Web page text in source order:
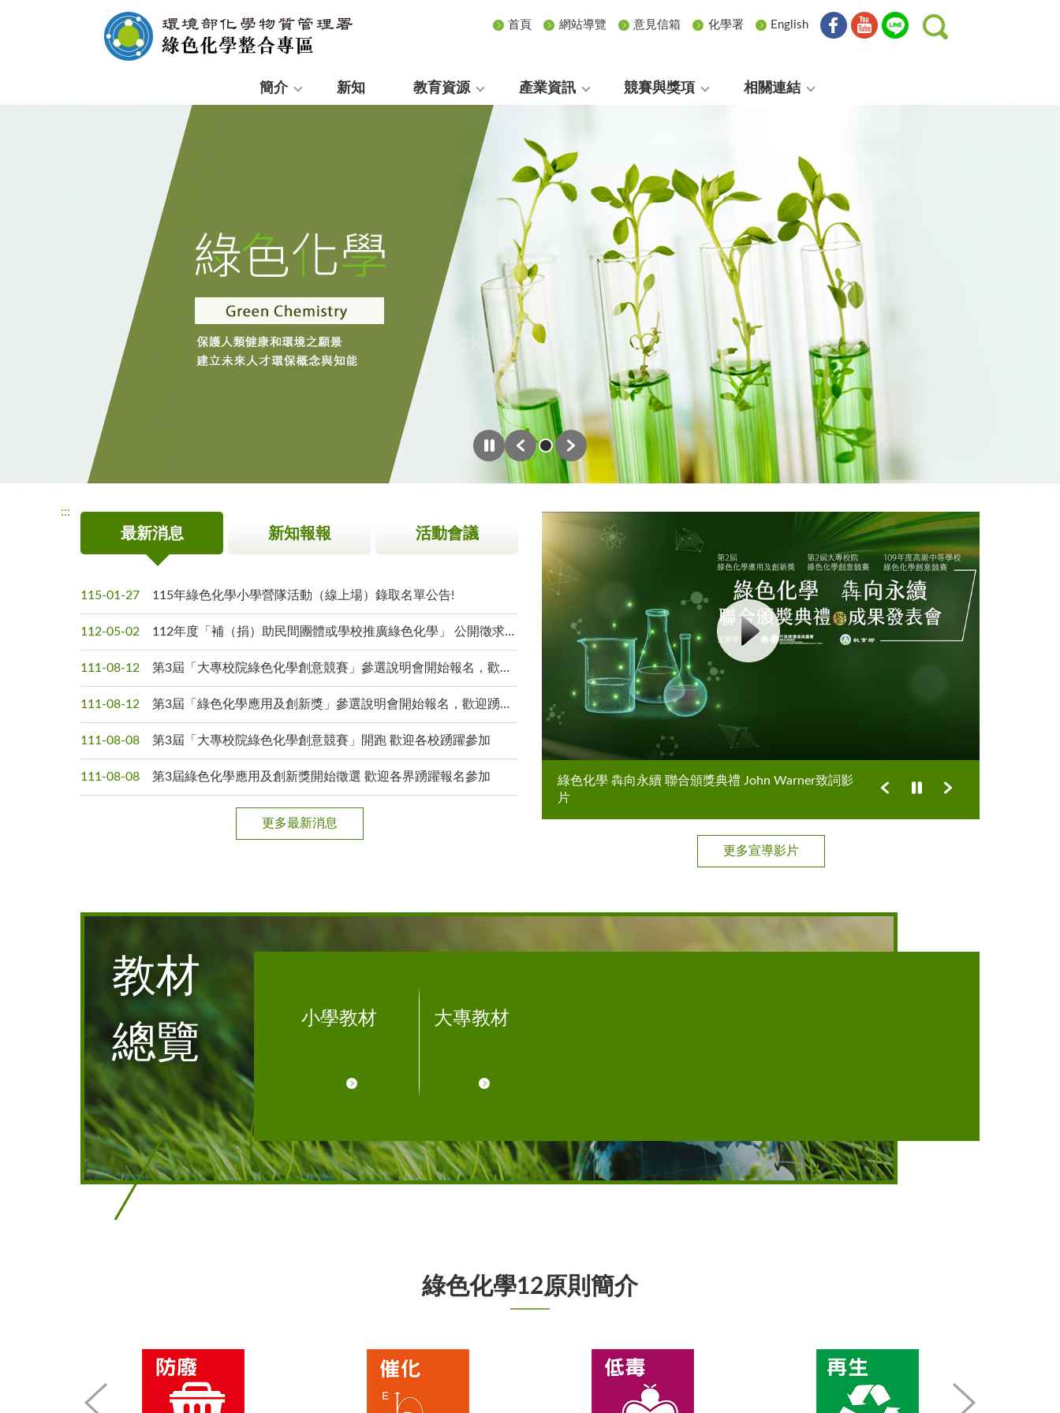
首頁 網站導覽 意見信箱 化學署 English
:::
簡介 新知 教育資源 產業資訊 競賽與獎項 相關連結
暫停輪播上一張圖片下一張圖片
:::
最新消息
115-01-27 115年綠色化學小學營隊活動（線上場）錄取名單公告!
112-05-02 112年度「補（捐）助民間團體或學校推廣綠色化學」 公開徵求案計畫
111-08-12 第3屆「大專校院綠色化學創意競賽」參選說明會開始報名，歡迎踴躍參加!
111-08-12 第3屆「綠色化學應用及創新獎」參選說明會開始報名，歡迎踴躍參加!
111-08-08 第3屆「大專校院綠色化學創意競賽」開跑 歡迎各校踴躍參加
111-08-08 第3屆綠色化學應用及創新獎開始徵選 歡迎各界踴躍報名參加
更多最新消息
新知報報 活動會議
綠色化學 犇向永續 聯合頒獎典禮 John Warner致詞影
片
暫停影片輪播
上一部影片下一部影片
更多宣導影片
教材
總覽
小學教材 大專教材
綠色化學12原則簡介